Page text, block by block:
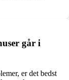
går i
er det bedst